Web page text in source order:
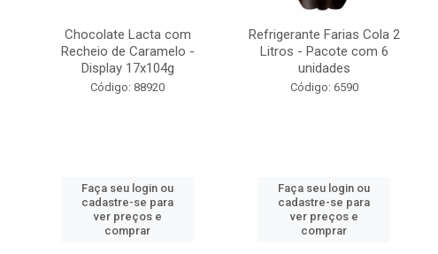
Chocolate Lacta com
Recheio de Caramelo -
Display 17x104g
Código: 88920
Faça seu login ou
cadastre-se para
ver preços e
comprar
Refrigerante Farias Cola 2
Litros - Pacote com 6
unidades
Código: 6590
Faça seu login ou
cadastre-se para
ver preços e
comprar